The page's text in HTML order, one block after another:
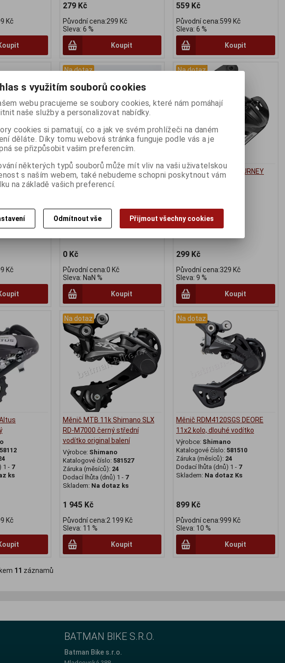
Kč
279 Kč
Původní cena:299 Kč
Sleva: 6 %
Koupit
559 Kč
Původní cena:599 Kč
Sleva: 6 %
Koupit
Acera 8k
1 -7
ks
Kč
Na dotaz
Dotaz na zboží
Katalogové číslo:DOTAZ
Skladem:Na dotaz Ks
Dotaz na zboží které jste tu
nenašli a...
0 Kč
Původní cena:0 Kč
Sleva: NaN %
Koupit
Na dotaz
Měnič RDTY500D TOURNEY
6/7kolo, bez háku
Záruka (měsíců):
Dodací lhůta (dnů) 1 -
Skladem:Na dotaz ks
299 Kč
Původní cena:329 Kč
Sleva: 9 %
Koupit
58112
1 - 7
ks
Kč
Na dotaz
Měnič MTB 11k Shimano SLX
RD-M7000 černý střední
vodítko original balení
Výrobce: Shimano
Katalogové číslo: 581527
Záruka (měsíců): 24
Dodací lhůta (dnů) 1 -7
Skladem: Na dotaz ks
1 945 Kč
Původní cena:2 199 Kč
Sleva: 11 %
Koupit
Na dotaz
Měnič RDM4120SGS DEORE
11x2 kolo, dlouhé vodítko
Výrobce: Shimano
Katalogové číslo: 581510
Záruka (měsíců): 24
Dodací lhůta (dnů) 1 - 7
Skladem: Na dotaz Ks
899 Kč
Původní cena:999 Kč
Sleva: 10 %
Koupit
11 záznamů
BATMAN BIKE S.R.O.
Batman Bike s.r.o.
s využitím souborů cookies
webu pracujeme se soubory cookies, které nám pomáhají
naše služby a personalizovat nabídky.
cookies si pamatují, co a jak ve svém prohlížeči na daném
děláte. Díky tomu webová stránka funguje podle vás a je
se přizpůsobit vašim preferencím.
některých typů souborů může mít vliv na vaši uživatelskou
s naším webem, také nebudeme schopni poskytnout vám
na základě vašich preferencí.
Odmítnout vše Přijmout všechny cookies